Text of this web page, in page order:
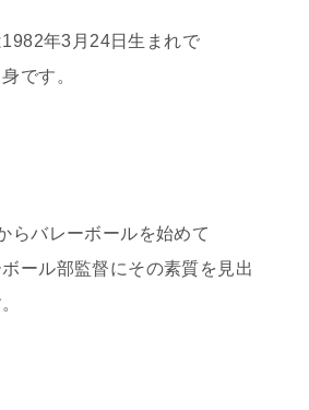
年3月24日生まれで
です。
らバレーボールを始めて
ール部監督にその素質を見出